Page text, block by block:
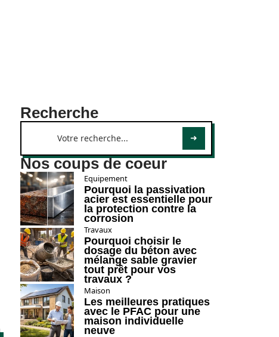
Recherche
Nos coups de coeur
Equipement
Pourquoi la passivation
acier est essentielle pour
la protection contre la
corrosion
Travaux
Pourquoi choisir le
dosage du béton avec
mélange sable gravier
tout prêt pour vos
travaux ?
Maison
Les meilleures pratiques
avec le PFAC pour une
maison individuelle
neuve